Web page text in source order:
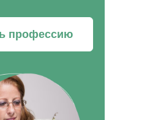
профессию